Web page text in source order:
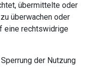
übermittelte oder
überwachen oder
eine rechtswidrige
der Nutzung